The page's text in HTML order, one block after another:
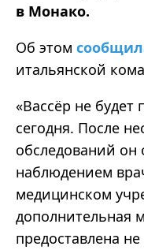
в Монако.
Об этом
итальянской
«Вассёр не будет
сегодня. После
обследований он
наблюдением
медицинском
дополнительная
предоставлена